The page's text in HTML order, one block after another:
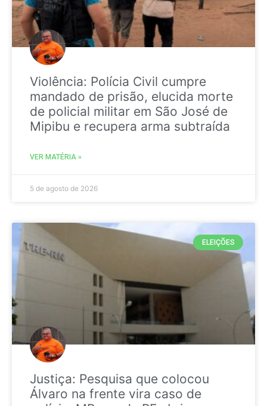
Violência: Polícia Civil cumpre
mandado de prisão, elucida morte
de policial militar em São José de
Mipibu e recupera arma subtraída
VER MATÉRIA »
5 de agosto de 2026
ELEIÇÕES
Justiça: Pesquisa que colocou
Álvaro na frente vira caso de